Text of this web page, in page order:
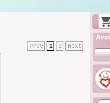
Next
2
1
Prev